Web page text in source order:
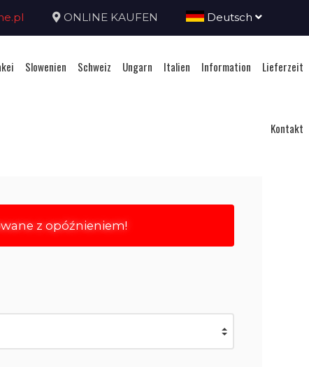
ONLINE KAUFEN Deutsch
Slowenien Schweiz Ungarn Italien Information Lieferzeit
Kontakt
z opóźnieniem!